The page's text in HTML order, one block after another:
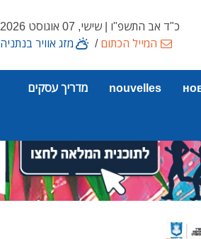
כ"ד אב התשפ"ו | שישי, 07 אוגוסט 2026
המייל הכתום/ מזג אוויר בנתניה
nouvelles מדריך עסקים